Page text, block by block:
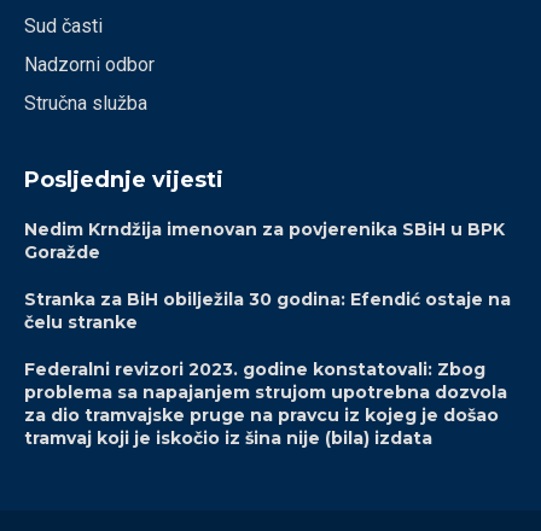
Sud časti
Nadzorni odbor
Stručna služba
Posljednje vijesti
Nedim Krndžija imenovan za povjerenika SBiH u BPK
Goražde
Stranka za BiH obilježila 30 godina: Efendić ostaje na
čelu stranke
Federalni revizori 2023. godine konstatovali: Zbog
problema sa napajanjem strujom upotrebna dozvola
za dio tramvajske pruge na pravcu iz kojeg je došao
tramvaj koji je iskočio iz šina nije (bila) izdata